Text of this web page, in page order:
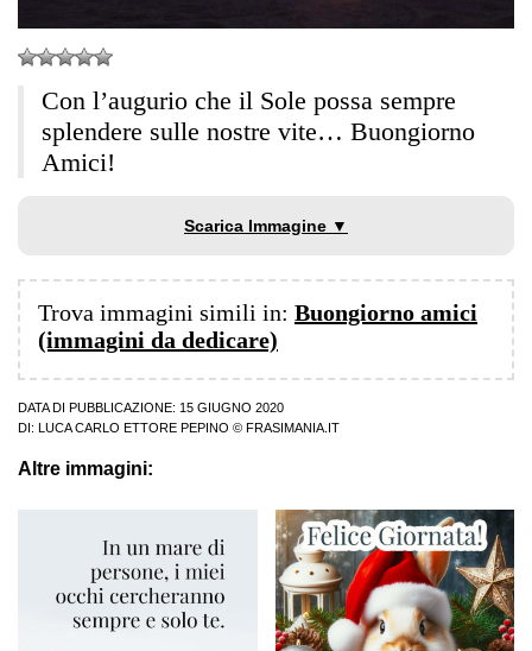
Con l’augurio che il Sole possa sempre
splendere sulle nostre vite… Buongiorno
Amici!
Scarica Immagine ▼
Trova immagini simili in: Buongiorno amici
(immagini da dedicare)
DATA DI PUBBLICAZIONE: 15 GIUGNO 2020
DI:
LUCA CARLO ETTORE PEPINO © FRASIMANIA.IT
Altre immagini: